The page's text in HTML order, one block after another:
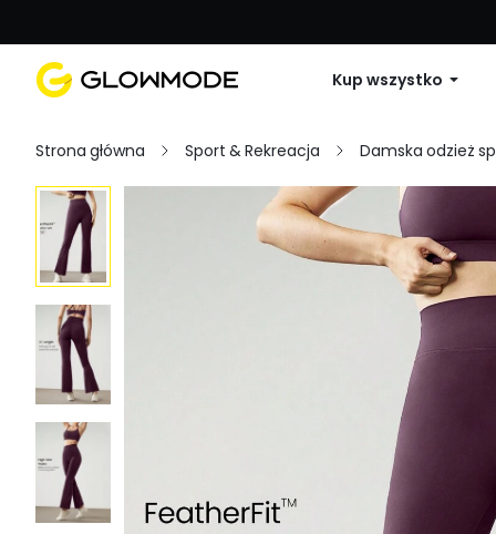
Kup wszystko
Strona główna Sport & Rekreacja Damska odzież